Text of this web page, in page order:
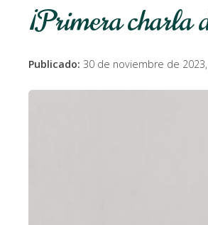
¡Primera charla
Publicado: 30 de noviembre de 2023,